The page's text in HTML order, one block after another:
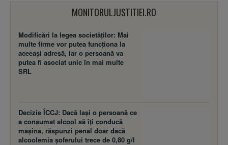
MONITORULJUSTITIEI.RO
Modificări la legea societăţilor: Mai
multe firme vor putea funcţiona la
aceeaşi adresă, iar o persoană va
putea fi asociat unic în mai multe
SRL
Decizie ÎCCJ: Dacă laşi o persoană ce
a consumat alcool să îţi conducă
maşina, răspunzi penal doar dacă
alcoolemia şoferului trece de 0,80 g/l